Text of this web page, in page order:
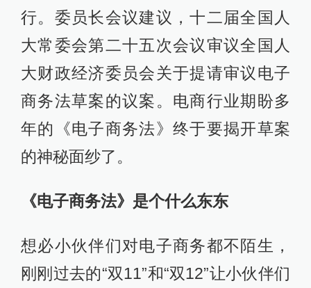
行。委员长会议建议，十二届全国人
大常委会第二十五次会议审议全国人
大财政经济委员会关于提请审议电子
商务法草案的议案。电商行业期盼多
年的《电子商务法》终于要揭开草案
的神秘面纱了。
《电子商务法》是个什么东东
想必小伙伴们对电子商务都不陌生，
刚刚过去的“双11”和“双12”让小伙伴们